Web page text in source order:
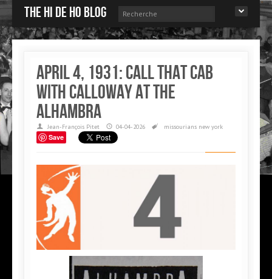
The Hi de Ho blog
April 4, 1931: Call that Cab
with Calloway at the
Alhambra
Jean-François Pitet 04-04-2026 missourians new york
Save